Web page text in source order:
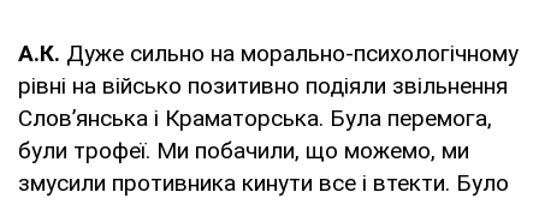
А.К. Дуже сильно на морально-психологічному
рівні на військо позитивно подіяли звільнення
Слов’янська і Краматорська. Була перемога,
були трофеї. Ми побачили, що можемо, ми
змусили противника кинути все і втекти. Було